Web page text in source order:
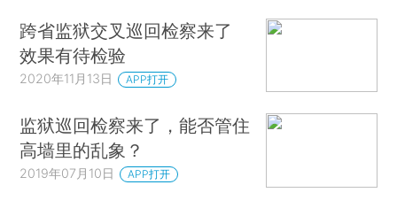
跨省监狱交叉巡回检察来了
效果有待检验
2020年11月13日 APP打开
监狱巡回检察来了，能否管住
高墙里的乱象？
2019年07月10日 APP打开